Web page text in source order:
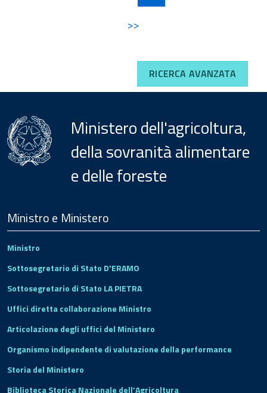
>>
RICERCA AVANZATA
Ministero dell'agricoltura,
della sovranità alimentare
e delle foreste
Footer
Ministro e Ministero
Ministro
Sottosegretario di Stato D'ERAMO
Sottosegretario di Stato LA PIETRA
Uffici diretta collaborazione Ministro
Articolazione degli uffici del Ministero
Organismo indipendente di valutazione della performance
Storia del Ministero
Biblioteca Storica Nazionale dell'Agricoltura